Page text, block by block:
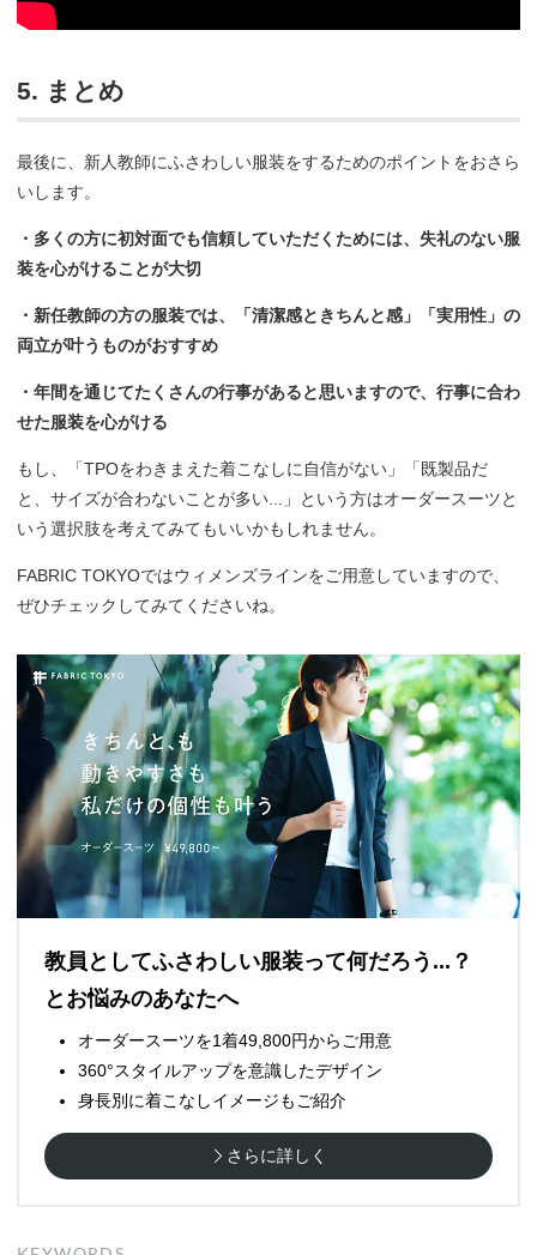
5. まとめ
最後に、新人教師にふさわしい服装をするためのポイントをおさら
いします。
・多くの方に初対面でも信頼していただくためには、失礼のない服
装を心がけることが大切
・新任教師の方の服装では、「清潔感ときちんと感」「実用性」の
両立が叶うものがおすすめ
・年間を通じてたくさんの行事があると思いますので、行事に合わ
せた服装を心がける
もし、「TPOをわきまえた着こなしに自信がない」「既製品だ
と、サイズが合わないことが多い...」という方はオーダースーツと
いう選択肢を考えてみてもいいかもしれません。
FABRIC TOKYOではウィメンズラインをご用意していますので、
ぜひチェックしてみてくださいね。
教員としてふさわしい服装って何だろう...？
とお悩みのあなたへ
オーダースーツを1着49,800円からご用意
360°スタイルアップを意識したデザイン
身長別に着こなしイメージもご紹介
さらに詳しく